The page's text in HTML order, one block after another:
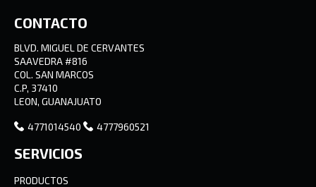
CONTACTO
BLVD. MIGUEL DE CERVANTES
SAAVEDRA #816
COL. SAN MARCOS
C.P, 37410
LEON, GUANAJUATO
4771014540 4777960521
SERVICIOS
PRODUCTOS